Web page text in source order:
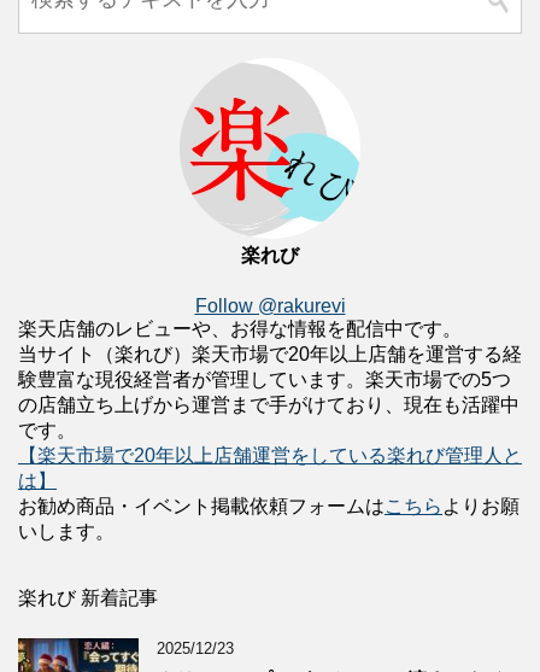
楽れび
Follow @rakurevi
楽天店舗のレビューや、お得な情報を配信中です。
当サイト（楽れび）楽天市場で20年以上店舗を運営する経
験豊富な現役経営者が管理しています。楽天市場での5つ
の店舗立ち上げから運営まで手がけており、現在も活躍中
です。
【楽天市場で20年以上店舗運営をしている楽れび管理人と
は】
お勧め商品・イベント掲載依頼フォームはこちら よりお願
いします。
楽れび 新着記事
2025/12/23